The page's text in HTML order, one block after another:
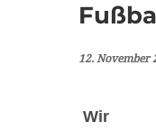
12. November
Wir